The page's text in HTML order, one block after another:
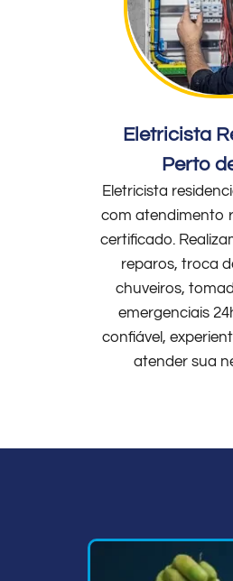
Eletricista
Perto
Eletricista
com atendimento
certificado.
reparos, troca
chuveiros,
emergenciais
confiável,
atender sua